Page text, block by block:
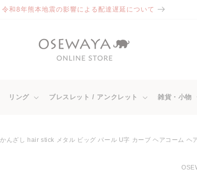
令和8年熊本地震の影響による配達遅延について
リング ブレスレット / アンクレット 雑貨・小物
かんざし hair stick メタル ビッグ パール U字 カーブ ヘアコーム ヘ